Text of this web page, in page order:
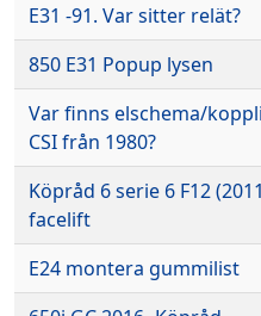
E31 -91. Var sitter relät?
850 E31 Popup lysen
Var finns elschema/
CSI från 1980?
Köpråd 6 serie 6 F12
facelift
E24 montera gummilist